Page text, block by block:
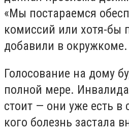
«Мы постараемся
комиссий или хотя-бы
добавили в окружкоме.
Голосование на дому
полной мере.
стоит — они уже есть в
кого болезнь застала